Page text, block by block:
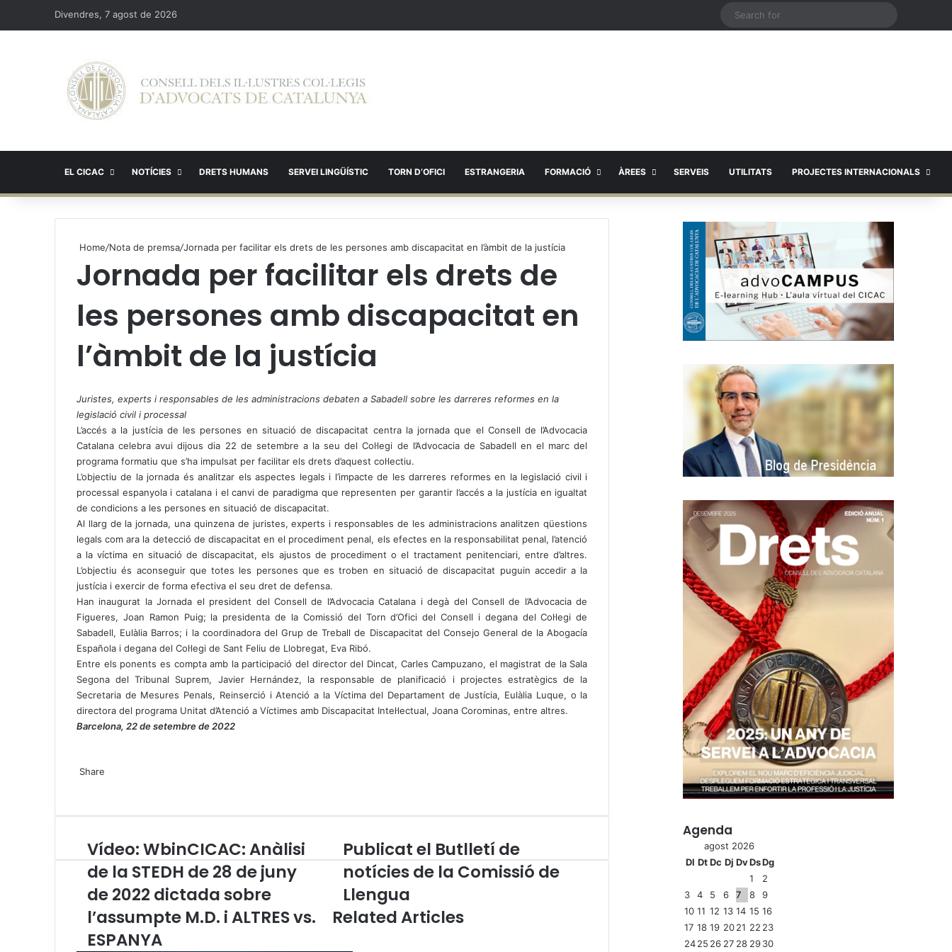
Divendres, 7 agost de 2026
EL CICAC NOTÍCIES DRETS HUMANS SERVEI LINGÜÍSTIC TORN D’OFICI ESTRANGERIA FORMACIÓ ÀREES SERVEIS UTILITATS PROJECTES INTERNACIONALS
Home/Nota de premsa/Jornada per facilitar els drets de les persones amb discapacitat en l’àmbit de la justícia
Jornada per facilitar els drets de
les persones amb discapacitat en
l’àmbit de la justícia
h
a
t
s
A
e
l
e
g
r
Juristes, experts i responsables de les administracions debaten a Sabadell sobre les darreres reformes en la
legislació civil i processal
L’accés a la justícia de les persones en situació de discapacitat centra la jornada que el Consell de l’Advocacia
Catalana celebra avui dijous dia 22 de setembre a la seu del Col·legi de l’Advocacia de Sabadell en el marc del
programa formatiu que s’ha impulsat per facilitar els drets d’aquest col·lectiu.
L’objectiu de la jornada és analitzar els aspectes legals i l’impacte de les darreres reformes en la legislació civil i
processal espanyola i catalana i el canvi de paradigma que representen per garantir l’accés a la justícia en igualtat
de condicions a les persones en situació de discapacitat.
Al llarg de la jornada, una quinzena de juristes, experts i responsables de les administracions analitzen qüestions
legals com ara la detecció de discapacitat en el procediment penal, els efectes en la responsabilitat penal, l’atenció
a la víctima en situació de discapacitat, els ajustos de procediment o el tractament penitenciari, entre d’altres.
L’objectiu és aconseguir que totes les persones que es troben en situació de discapacitat puguin accedir a la
justícia i exercir de forma efectiva el seu dret de defensa.
Han inaugurat la Jornada el president del Consell de l’Advocacia Catalana i degà del Consell de l’Advocacia de
Figueres, Joan Ramon Puig; la presidenta de la Comissió del Torn d’Ofici del Consell i degana del Col·legi de
Sabadell, Eulàlia Barros; i la coordinadora del Grup de Treball de Discapacitat del Consejo General de la Abogacía
Española i degana del Col·legi de Sant Feliu de Llobregat, Eva Ribó.
Entre els ponents es compta amb la participació del director del Dincat, Carles Campuzano, el magistrat de la Sala
Segona del Tribunal Suprem, Javier Hernández, la responsable de planificació i projectes estratègics de la
Secretaria de Mesures Penals, Reinserció i Atenció a la Víctima del Departament de Justícia, Eulàlia Luque, o la
directora del programa Unitat d’Atenció a Víctimes amb Discapacitat Intel·lectual, Joana Corominas, entre altres.
Barcelona, 22 de setembre de 2022
h
s
p
p
e
g
m
Share
a
A
l
g
r
a
m
a
e
v
i
a
a
i
t
V
í
d
e
W
b
Vídeo: WbinCICAC: Anàlisi
de la STEDH de 28 de juny
de 2022 dictada sobre
l’assumpte M.D. i ALTRES vs.
ESPANYA
P
u
b
l
c
t
Publicat el Butlletí de
notícies de la Comissió de
Llengua
Related Articles
Agenda
agost 2026
Dl Dt Dc Dj DvDsDg
1
2
3
4 5 6 7 8
9
10 11 12 13 14 15 16
17 18 19 2021 22 23
2425 26 27 28 2930